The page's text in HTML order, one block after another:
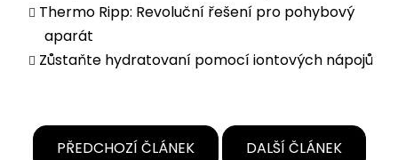
Thermo Ripp: Revoluční řešení pro pohybový
aparát
Zůstaňte hydratovaní pomocí iontových nápojů
PŘEDCHOZÍ ČLÁNEK DALŠÍ ČLÁNEK